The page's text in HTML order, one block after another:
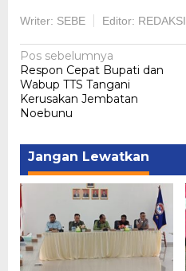
Writer: SEBE Editor: REDAKSI
Navigasi
pos
Pos sebelumnya
Respon Cepat Bupati dan
Wabup TTS Tangani
Kerusakan Jembatan
Noebunu
Jangan Lewatkan